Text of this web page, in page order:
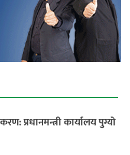
प्रधानमन्त्री कार्यालय पुग्यो